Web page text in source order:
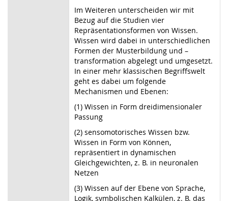
Im Weiteren unterscheiden wir mit
Bezug auf die Studien vier
Repräsentationsformen von Wissen.
Wissen wird dabei in unterschiedlichen
Formen der Musterbildung und –
transformation abgelegt und umgesetzt.
In einer mehr klassischen Begriffswelt
geht es dabei um folgende
Mechanismen und Ebenen:
(1) Wissen in Form dreidimensionaler
Passung
(2) sensomotorisches Wissen bzw.
Wissen in Form von Können,
repräsentiert in dynamischen
Gleichgewichten, z. B. in neuronalen
Netzen
(3) Wissen auf der Ebene von Sprache,
Logik, symbolischen Kalkülen, z. B. das